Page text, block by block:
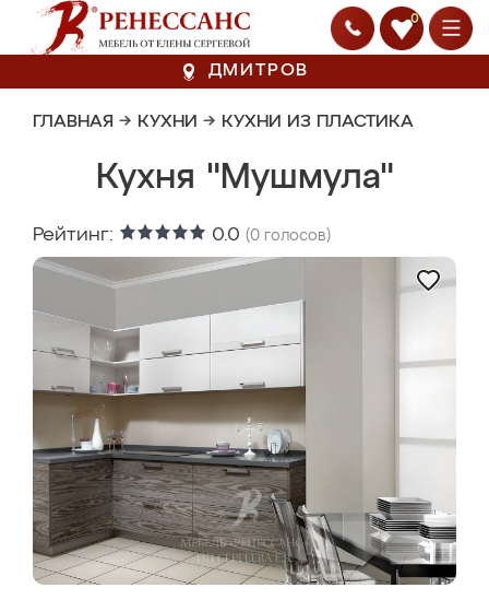
0
ДМИТРОВ
ГЛАВНАЯ → КУХНИ → КУХНИ ИЗ ПЛАСТИКА
Кухня "Мушмула"
Рейтинг: 0.0 (0 голосов)